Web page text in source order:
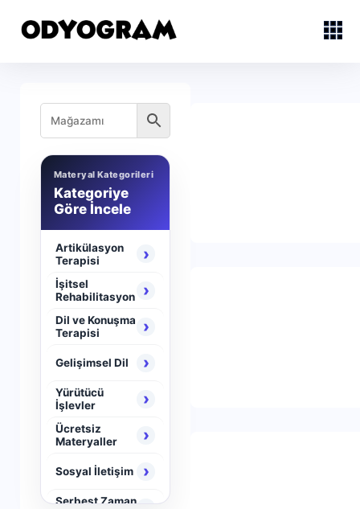
Materyal Kategorileri
Kategoriye
Göre İncele
Artikülasyon
Terapisi
›
İşitsel
Rehabilitasyon
›
Dil ve Konuşma
Terapisi
›
Gelişimsel Dil ›
Yürütücü
İşlevler
›
Ücretsiz
Materyaller
›
Sosyal İletişim ›
Serbest Zaman